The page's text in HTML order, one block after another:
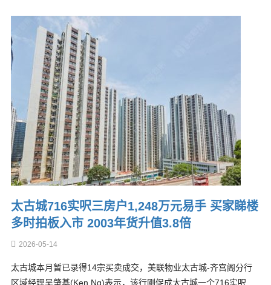
太古城716实呎三房户1,248万元易手 买家睇楼
多时拍板入市 2003年货升值3.8倍
2026-05-14
太古城本月暂已录得14宗买卖成交，美联物业太古城-齐宫阁分行
区域经理吴肇基(Ken Ng)表示，该行刚促成太古城一个716实呎